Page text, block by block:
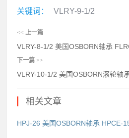
关键词： VLRY-9-1/2
<< 上一篇
VLRY-8-1/2 美国OSBORN轴承
下一篇 >>
VLRY-10-1/2 美国OSBORN滚轮轴
相关文章
HPJ-26 美国OSBORN轴承 HPCE-